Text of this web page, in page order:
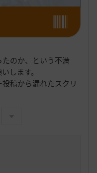
のか、という不満
します。
投稿から漏れたスクリ